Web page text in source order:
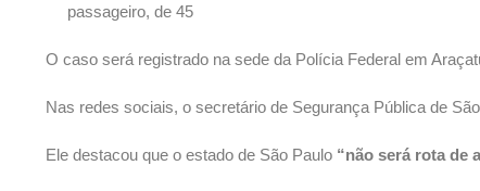
passageiro, de 45
O caso será registrado na sede da Polícia Federal em
Nas redes sociais, o secretário de Segurança Pública de
Ele destacou que o estado de São Paulo “não será rota de